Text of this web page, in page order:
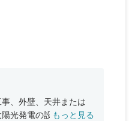
、外壁、天井または
光発電の設置、蓄電
もっと見る